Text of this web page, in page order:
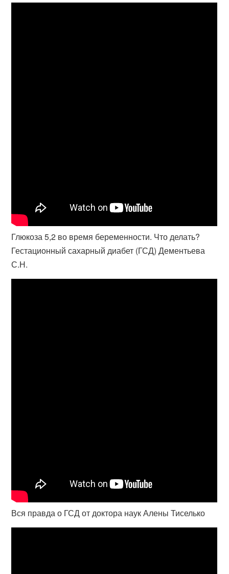
Глюкоза 5,2 во время беременности. Что делать?
Гестационный сахарный диабет (ГСД) Дементьева
С.Н.
Вся правда о ГСД от доктора наук Алены Тиселько